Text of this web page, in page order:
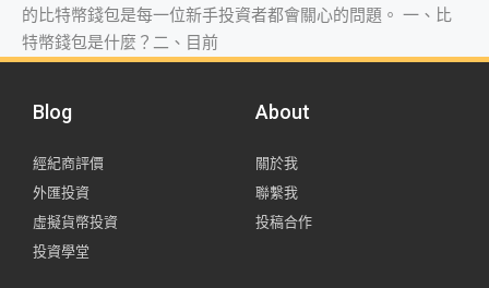
的比特幣錢包是每一位新手投資者都會關心的問題。 一、比
特幣錢包是什麼？二、目前
Blog
經紀商評價
外匯投資
虛擬貨幣投資
投資學堂
About
關於我
聯繫我
投稿合作